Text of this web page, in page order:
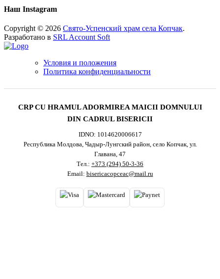
Наш Instagram
Copyright © 2026 Свято-Успенский храм села Копчак.
Разработано в SRL Account Soft
Условия и положения
Политика конфиденциальности
CRP CU HRAMUL ADORMIREA MAICII DOMNULUI
DIN CADRUL BISERICII
IDNO: 1014620006617
Республика Молдова, Чадыр-Лунгский район, село Копчак, ул.
Главана, 47
Тел.: +373 (294) 50-3-36
Email: bisericacopceac@mail.ru